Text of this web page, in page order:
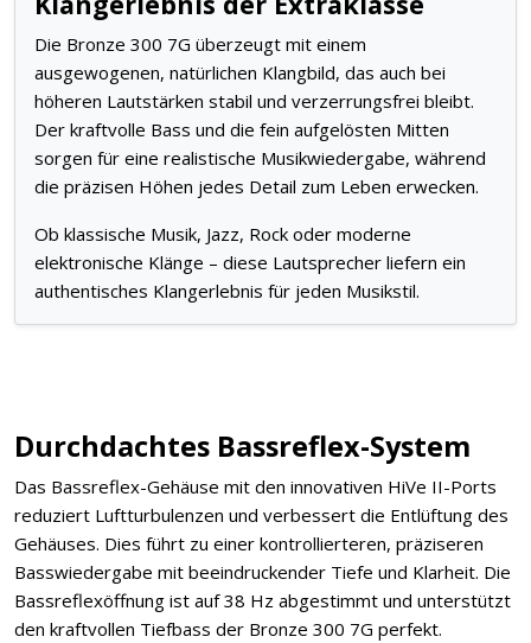
Die Bronze 300 7G überzeugt mit einem
ausgewogenen, natürlichen Klangbild, das auch bei
höheren Lautstärken stabil und verzerrungsfrei bleibt.
Der kraftvolle Bass und die fein aufgelösten Mitten
sorgen für eine realistische Musikwiedergabe, während
die präzisen Höhen jedes Detail zum Leben erwecken.
Ob klassische Musik, Jazz, Rock oder moderne
elektronische Klänge – diese Lautsprecher liefern ein
authentisches Klangerlebnis für jeden Musikstil.
Durchdachtes Bassreflex-System
Das Bassreflex-Gehäuse mit den innovativen HiVe II-Ports
reduziert Luftturbulenzen und verbessert die Entlüftung des
Gehäuses. Dies führt zu einer kontrollierteren, präziseren
Basswiedergabe mit beeindruckender Tiefe und Klarheit. Die
Bassreflexöffnung ist auf 38 Hz abgestimmt und unterstützt
den kraftvollen Tiefbass der Bronze 300 7G perfekt.